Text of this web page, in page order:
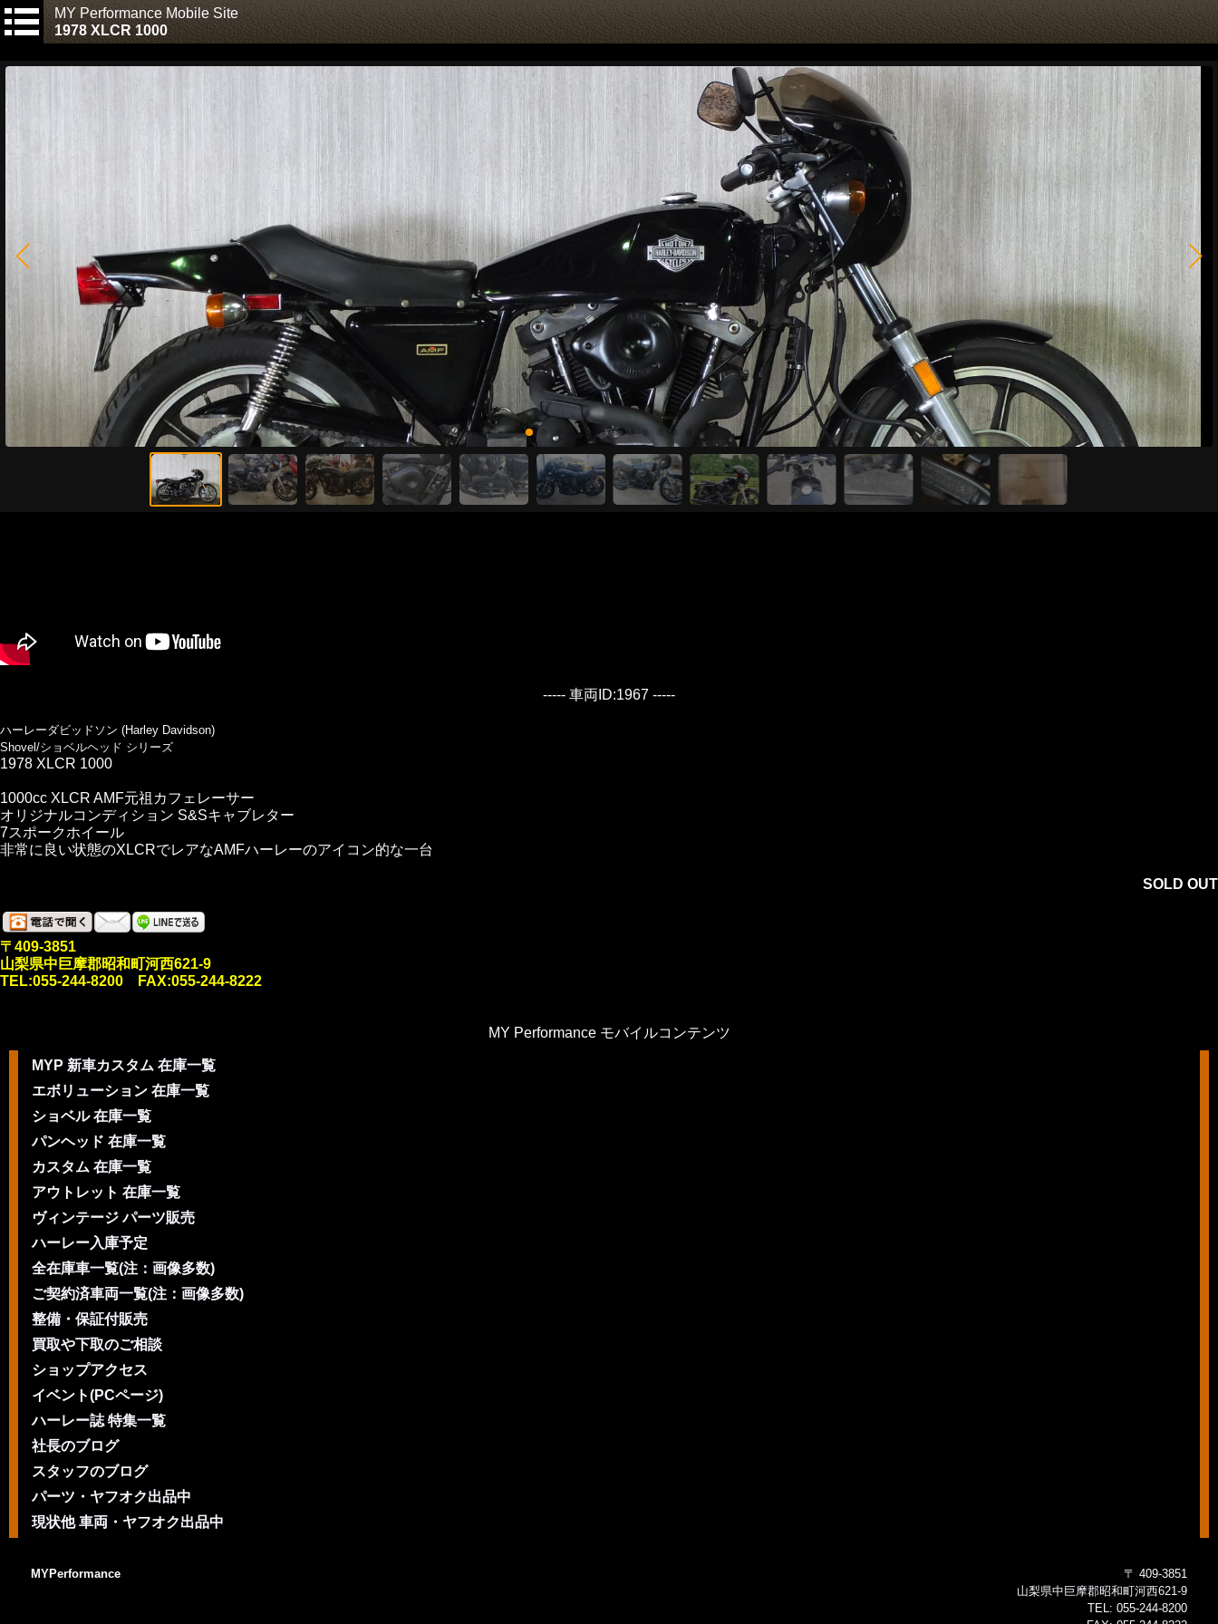
MY Performance Mobile Site
1978 XLCR 1000
----- 車両ID:1967 -----
ハーレーダビッドソン (Harley Davidson)
Shovel/ショベルヘッド シリーズ
1978 XLCR 1000
1000cc XLCR AMF元祖カフェレーサー
オリジナルコンディション S&Sキャブレター
7スポークホイール
非常に良い状態のXLCRでレアなAMFハーレーのアイコン的な一台
SOLD OUT
〒409-3851
山梨県中巨摩郡昭和町河西621-9
TEL:055-244-8200 FAX:055-244-8222
MY Performance モバイルコンテンツ
MYP 新車カスタム 在庫一覧
エボリューション 在庫一覧
ショベル 在庫一覧
パンヘッド 在庫一覧
カスタム 在庫一覧
アウトレット 在庫一覧
ヴィンテージ パーツ販売
ハーレー入庫予定
全在庫車一覧(注：画像多数)
ご契約済車両一覧(注：画像多数)
整備・保証付販売
買取や下取のご相談
ショップアクセス
イベント(PCページ)
ハーレー誌 特集一覧
社長のブログ
スタッフのブログ
パーツ・ヤフオク出品中
現状他 車両・ヤフオク出品中
MYPerformance
〒 409-3851
山梨県中巨摩郡昭和町河西621-9
TEL: 055-244-8200